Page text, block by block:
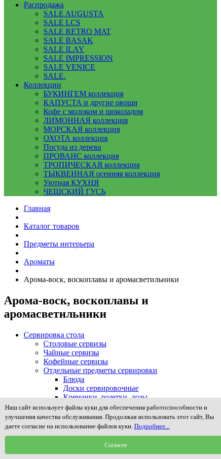
Распродажа
SALE AUGUSTA
SALE LCS
SALE RETRO MAT
SALE BASAK
SALE ILAY
SALE IMPRESSION
SALE VENICE
SALE.
Коллекции
БУКИНГЕМ коллекция
КАПУСТА и другие овощи
Кофе с молоком и шоколадом
ЛИМОННАЯ коллекция
МОРСКАЯ коллекция
ОХОТА коллекция
Посуда из дерева
ПРОВАНС коллекция
ТРОПИЧЕСКАЯ коллекция
ТЫКВЕННАЯ осенняя коллекция
Уютная КУХНЯ
ЧЕШСКИЙ ГУСЬ
Главная
Каталог товаров
Предметы интерьера
Ароматы
Арома-воск, воскоплавы и аромасветильники
Арома-воск, воскоплавы и
аромасветильники
Сервировка стола
Столовые сервизы
Чайные сервизы
Кофейные сервизы
Отдельные предметы сервировки
Блюда
Доски сервировочные
Креманки, розетки, дозы
Кружки
Масленки
Менажницы и предметы сервировки закусок
Молочники, сливочники, сахарницы
Наборы для специй, соли, масла и уксуса
Наш сайт использует файлы куки для обеспечения работоспособности и
улучшения качества обслуживания. Продолжая использовать этот сайт, Вы
даете согласие на использование файлов куки. Подробнее...
Согласен